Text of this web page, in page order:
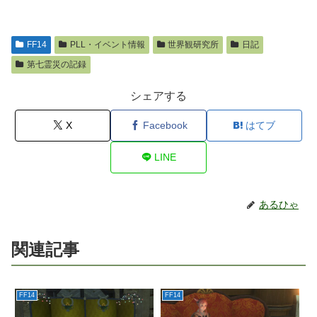
FF14 PLL・イベント情報 世界観研究所
日記
第七霊災の記録
シェアする
X Facebook はてブ
LINE
あるひゃ
関連記事
FF14 FF14